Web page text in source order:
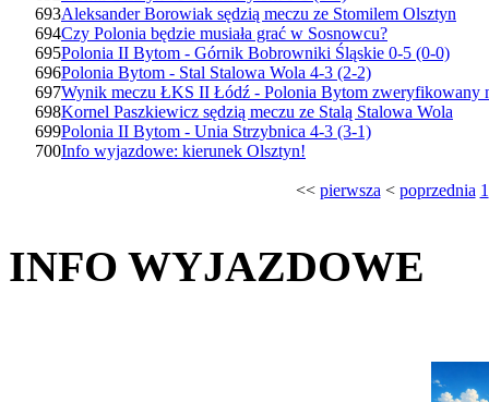
693Aleksander Borowiak sędzią meczu ze Stomilem Olsztyn
694Czy Polonia będzie musiała grać w Sosnowcu?
695Polonia II Bytom - Górnik Bobrowniki Śląskie 0-5 (0-0)
696Polonia Bytom - Stal Stalowa Wola 4-3 (2-2)
697Wynik meczu ŁKS II Łódź - Polonia Bytom zweryfikowany
698Kornel Paszkiewicz sędzią meczu ze Stalą Stalowa Wola
699Polonia II Bytom - Unia Strzybnica 4-3 (3-1)
700Info wyjazdowe: kierunek Olsztyn!
<< pierwsza < poprzednia 1
INFO WYJAZDOWE